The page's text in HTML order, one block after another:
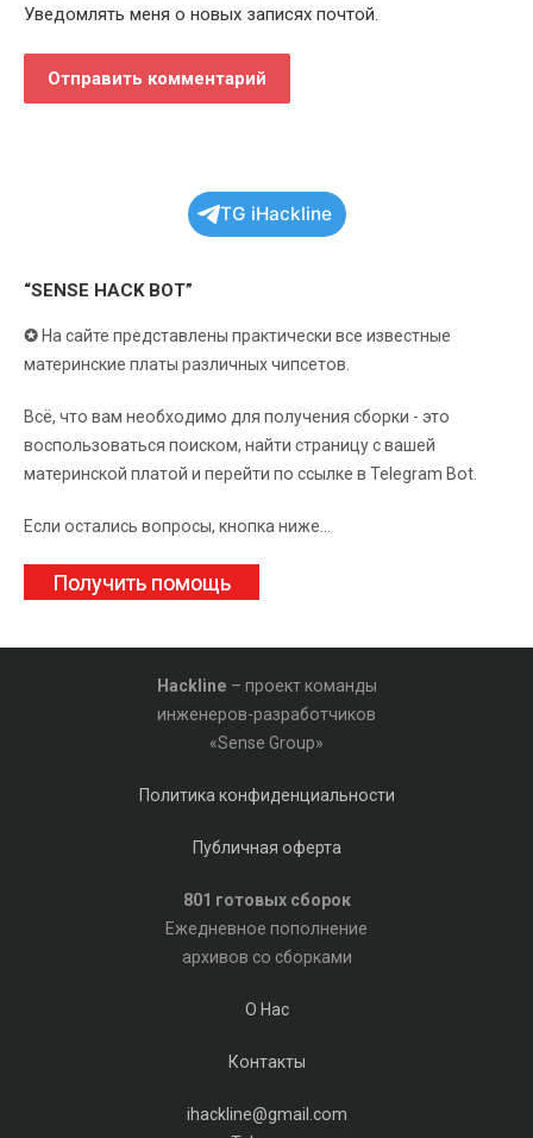
Уведомлять меня о новых записях почтой.
TG iHackline
“SENSE HACK BOT”
✪ На сайте представлены практически все известные
материнские платы различных чипсетов.
Всё, что вам необходимо для получения сборки - это
воспользоваться поиском, найти страницу с вашей
материнской платой и перейти по ссылке в Telegram Bot.
Если остались вопросы, кнопка ниже...
Получить помощь
Hackline – проект команды
инженеров-разработчиков
«Sense Group»
Политика конфиденциальности
Публичная оферта
801 готовых сборок
Ежедневное пополнение
архивов со сборками
О Нас
Контакты
ihackline@gmail.com